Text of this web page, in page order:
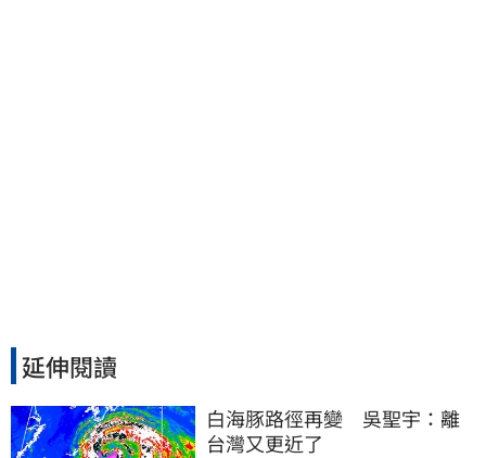
延伸閱讀
白海豚路徑再變　吳聖宇：離
台灣又更近了